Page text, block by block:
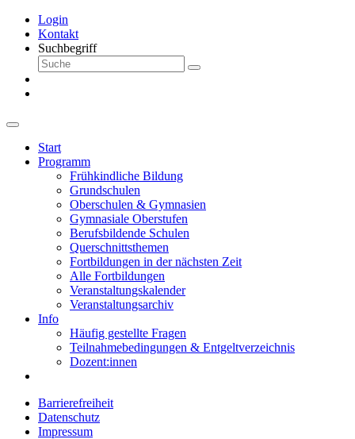
Login
Kontakt
Suchbegriff
Start
Programm
Frühkindliche Bildung
Grundschulen
Oberschulen & Gymnasien
Gymnasiale Oberstufen
Berufsbildende Schulen
Querschnittsthemen
Fortbildungen in der nächsten Zeit
Alle Fortbildungen
Veranstaltungskalender
Veranstaltungsarchiv
Info
Häufig gestellte Fragen
Teilnahmebedingungen & Entgeltverzeichnis
Dozent:innen
Barrierefreiheit
Datenschutz
Impressum